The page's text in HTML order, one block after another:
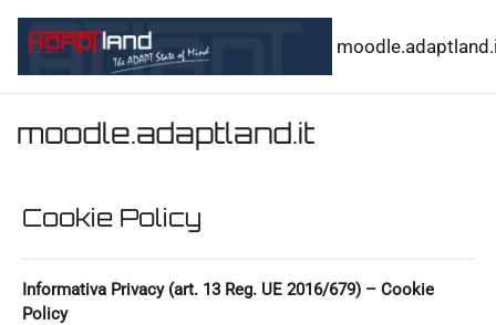
moodle.adaptland.it
Cookie Policy
Informativa Privacy (art. 13 Reg. UE 2016/679) – Cookie
Policy